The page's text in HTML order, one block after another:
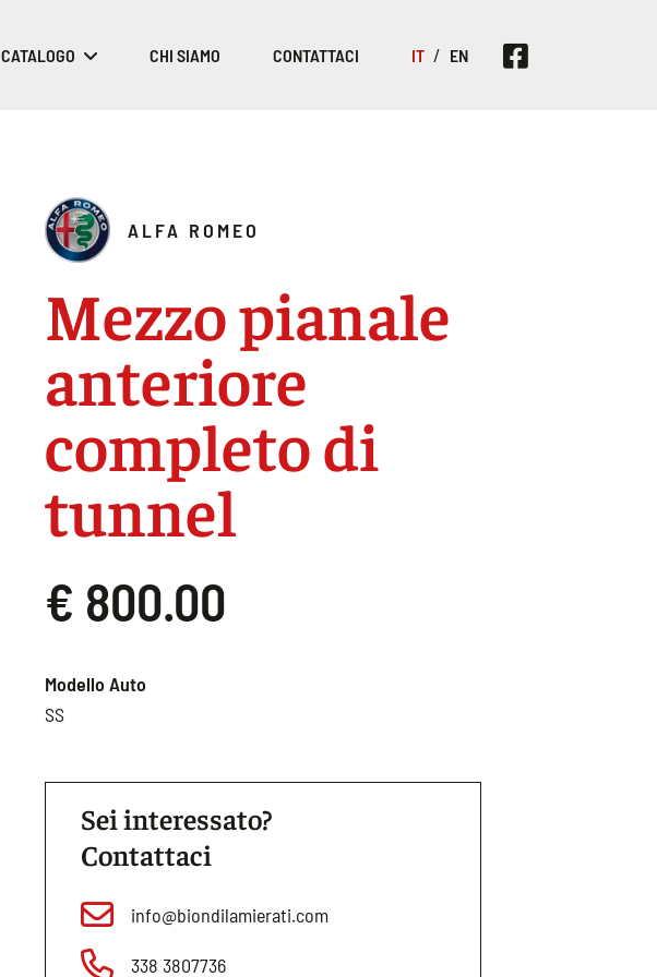
CATALOGO CHI SIAMO CONTATTACI IT EN
ALFA ROMEO
Mezzo pianale
anteriore
completo di
tunnel
€ 800.00
Modello Auto
SS
Sei interessato?
Contattaci
info@biondilamierati.com
338 3807736